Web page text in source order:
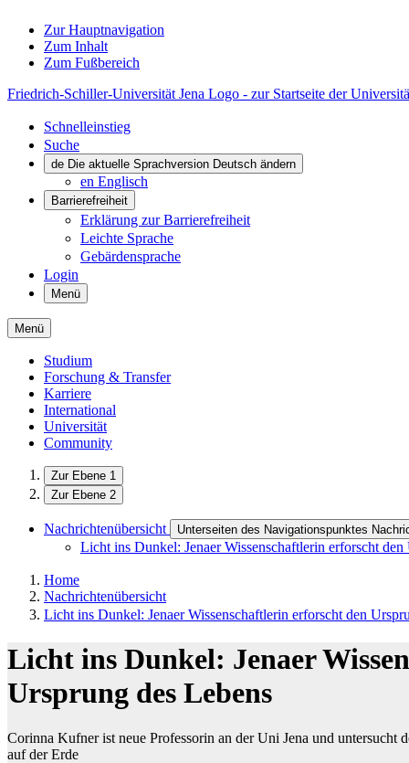
Zur Hauptnavigation
Zum Inhalt
Zum Fußbereich
Friedrich-Schiller-Universität Jena Logo - zur Startseite der
Schnelleinstieg
Suche
de Die aktuelle Sprachversion Deutsch ändern
en Englisch
Barrierefreiheit
Erklärung zur Barrierefreiheit
Leichte Sprache
Gebärdensprache
Login
Menü
Menü
Studium
Forschung & Transfer
Karriere
International
Universität
Community
Zur Ebene 1
Zur Ebene 2
Nachrichtenübersicht Unterseiten des Navigationspunktes
Licht ins Dunkel: Jenaer Wissenschaftlerin erforscht den
Home
Nachrichtenübersicht
Licht ins Dunkel: Jenaer Wissenschaftlerin erforscht den
Licht ins Dunkel: Jenaer
Ursprung des Lebens
Corinna Kufner ist neue Professorin an der Uni Jena und
auf der Erde